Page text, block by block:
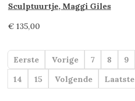
Sculptuurtje, Maggi Giles
€ 135,00
Eerste Vorige 7 8 9
14
15 Volgende Laatste